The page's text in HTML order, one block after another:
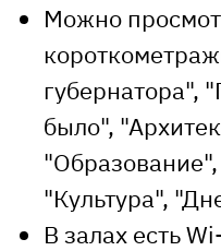
Можно
губернатора",
было",
"Культура",
В залах есть